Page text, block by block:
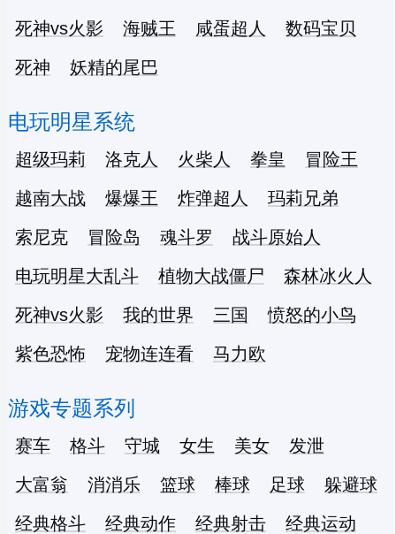
死神vs火影
海贼王 咸蛋超人
数码宝贝
死神
妖精的尾巴
电玩明星系统
超级玛莉 洛克人 火柴人 拳皇
冒险王
越南大战
爆爆王 炸弹超人
玛莉兄弟
索尼克
冒险岛 魂斗罗
战斗原始人
电玩明星大乱斗
植物大战僵尸
森林冰火人
死神vs火影
我的世界 三国
愤怒的小鸟
紫色恐怖
宠物连连看 马力欧
游戏专题系列
赛车 格斗 守城 女生 美女
发泄
大富翁
消消乐 篮球 棒球 足球
躲避球
经典格斗
经典动作 经典射击
经典运动